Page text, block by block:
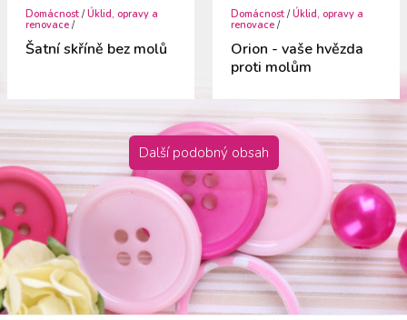
Domácnost /Úklid, opravy a
renovace /
Šatní skříně bez molů
Domácnost /Úklid, opravy a
renovace /
Orion - vaše hvězda
proti molům
Další podobný obsah